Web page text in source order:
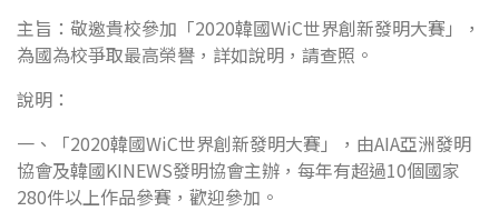
主旨：敬邀貴校參加「2020韓國WiC世界創新發明大賽」，
為國為校爭取最高榮譽，詳如說明，請查照。
說明：
一、「2020韓國WiC世界創新發明大賽」，由AIA亞洲發明
協會及韓國KINEWS發明協會主辦，每年有超過10個國家
280件以上作品參賽，歡迎參加。